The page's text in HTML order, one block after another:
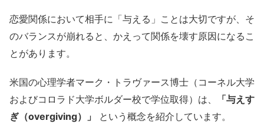
恋愛関係において相手に「与える」ことは大切ですが、そ
のバランスが崩れると、かえって関係を壊す原因になるこ
とがあります。
米国の心理学者マーク・トラヴァース博士（コーネル大学
およびコロラド大学ボルダー校で学位取得）は、
「与えす
ぎ（overgiving）」
という概念を紹介しています。